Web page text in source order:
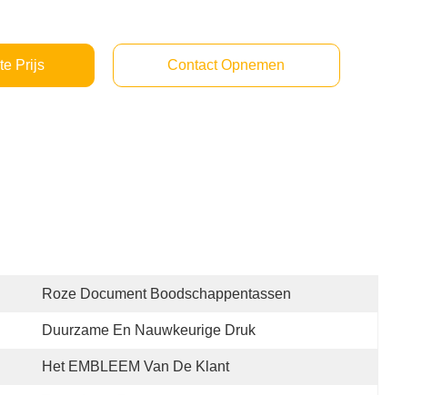
Prijs Contact Opnemen
Roze Document Boodschappentassen
Duurzame En Nauwkeurige Druk
Het EMBLEEM Van De Klant